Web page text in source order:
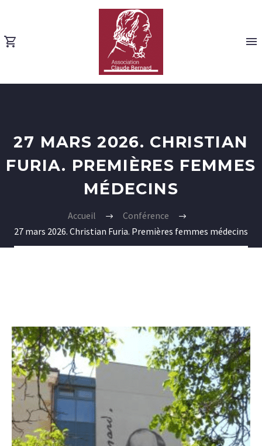
27 MARS 2026. CHRISTIAN
FURIA. PREMIÈRES FEMMES
MÉDECINS
Accueil
Conférence
27 mars 2026. Christian Furia. Premières femmes médecins